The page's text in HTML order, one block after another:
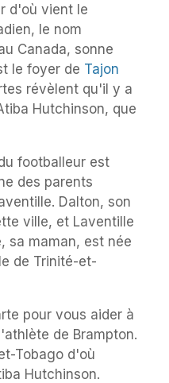
d'où vient le
le nom
Canada, sonne
le foyer de Tajon
révèlent qu'il y a
Hutchinson, que
footballeur est
des parents
Dalton, son
ville, et Laventille
sa maman, est née
de Trinité-et-
pour vous aider à
de Brampton.
Tobago d'où
Hutchinson.